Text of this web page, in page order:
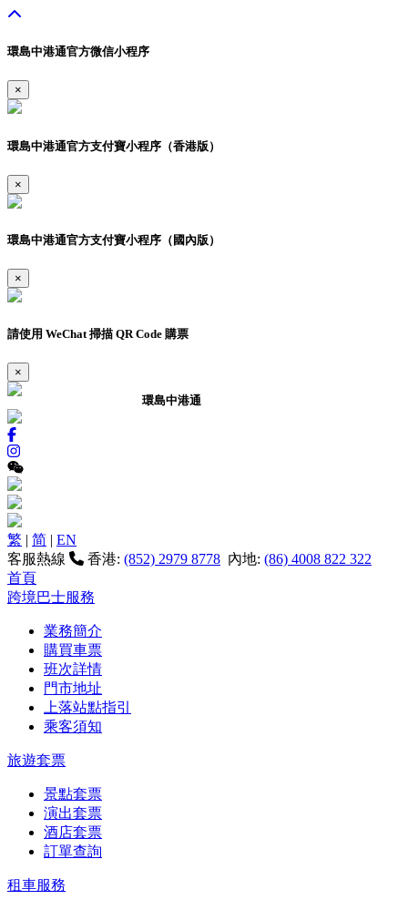
環島中港通官方微信小程序
×
環島中港通官方支付寶小程序（香港版）
×
環島中港通官方支付寶小程序（國內版）
×
請使用 WeChat 掃描 QR Code 購票
×
環島中港通
繁 | 简 | EN
客服熱線
香港: (852) 2979 8778 內地: (86) 4008 822 322
首頁
跨境巴士服務
業務簡介
購買車票
班次詳情
門市地址
上落站點指引
乘客須知
旅遊套票
景點套票
演出套票
酒店套票
訂單查詢
租車服務